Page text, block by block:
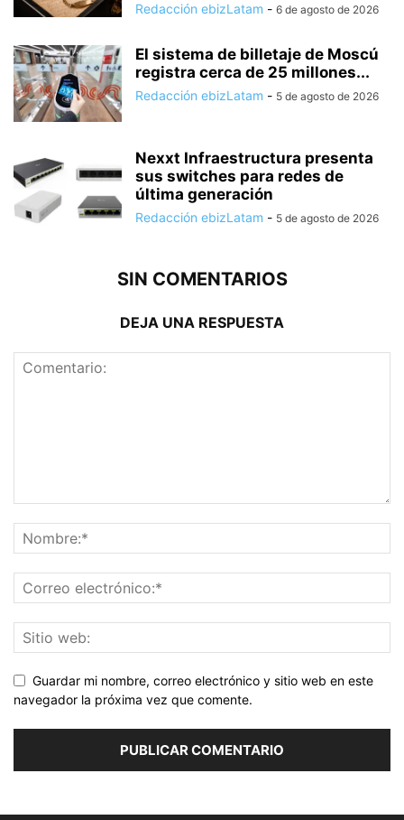
Redacción ebizLatam - 6 de agosto de 2026
El sistema de billetaje de Moscú
registra cerca de 25 millones...
Redacción ebizLatam - 5 de agosto de 2026
Nexxt Infraestructura presenta
sus switches para redes de
última generación
Redacción ebizLatam - 5 de agosto de 2026
SIN COMENTARIOS
DEJA UNA RESPUESTA
Guardar mi nombre, correo electrónico y sitio web en este
navegador la próxima vez que comente.